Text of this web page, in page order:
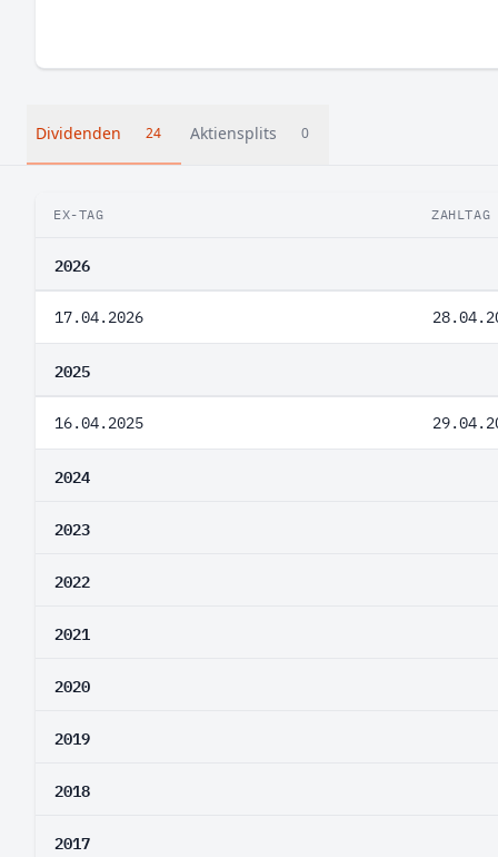
Dividenden 24 Aktiensplits 0
EX-TAG ZAHLTAG
2026
17.04.2026
2025
16.04.2025
2024
2023
2022
2021
2020
2019
2018
2017